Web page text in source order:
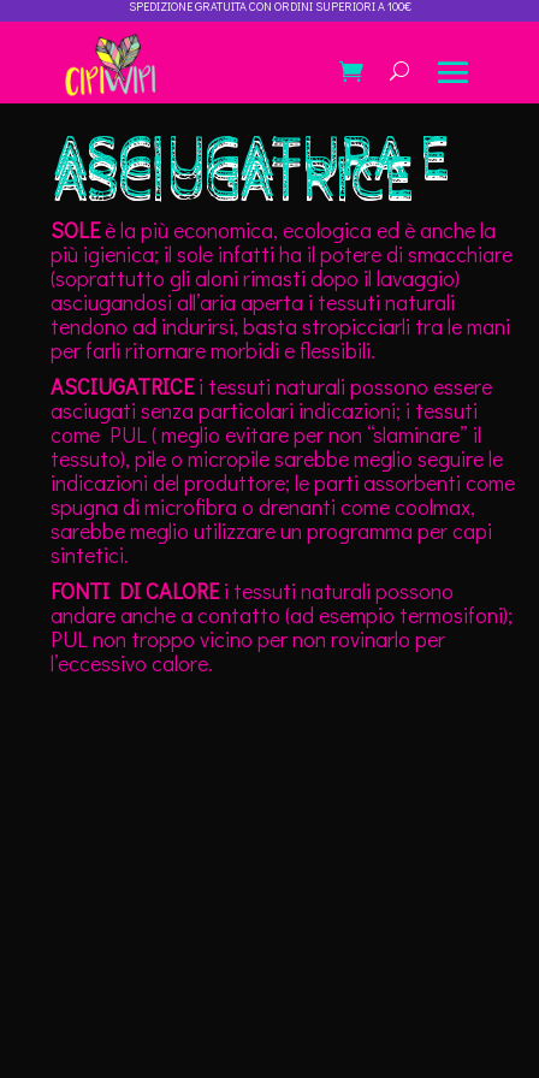
SPEDIZIONE GRATUITA CON ORDINI SUPERIORI A 100€
ASCIUGATURA E
ASCIUGATRICE
SOLEè la più economica, ecologica ed è anche la
più igienica; il sole infatti ha il potere di smacchiare
(soprattutto gli aloni rimasti dopo il lavaggio)
asciugandosi all’aria aperta i tessuti naturali
tendono ad indurirsi, basta stropicciarli tra le mani
per farli ritornare morbidi e flessibili.
ASCIUGATRICEi tessuti naturali possono essere
asciugati senza particolari indicazioni; i tessuti
come PUL ( meglio evitare per non “slaminare” il
tessuto), pile o micropile sarebbe meglio seguire le
indicazioni del produttore; le parti assorbenti come
spugna di microfibra o drenanti come coolmax,
sarebbe meglio utilizzare un programma per capi
sintetici.
FONTI DI CALOREi tessuti naturali possono
andare anche a contatto (ad esempio termosifoni);
PUL non troppo vicino per non rovinarlo per
l’eccessivo calore.